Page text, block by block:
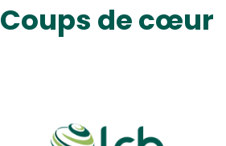
Coups de cœur